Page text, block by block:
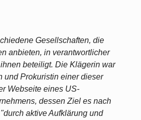
Gesellschaften, die
anbieten, in verantwortlicher
beteiligt. Die Klägerin war
und Prokuristin einer dieser
Webseite eines US-
dessen Ziel es nach
aktive Aufklärung und